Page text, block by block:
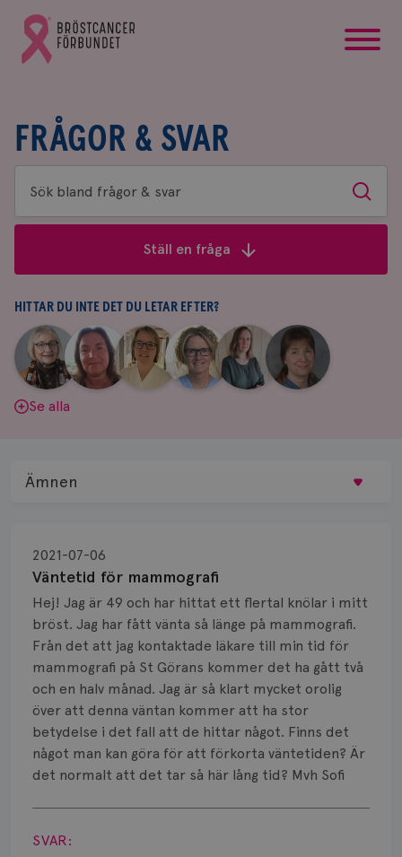
Gå
till
Bröstcancerförbundets
FRÅGOR & SVAR
Sök
bland
&
svar
Sök
Ställ en fråga
HITTAR DU INTE DET DU LETAR EFTER?
Aina
Johnsson
|
Anne
Andersson
Fredrika
Killander
|
Jeanette
Bäcklund
|
Maria
Edegran
|
Yvette
Andersson
Se alla
Väntetid för mammografi
2021-07-06
Hej! Jag är 49 och har hittat ett flertal knölar i mitt
bröst. Jag har fått vänta så länge på mammografi.
Från det att jag kontaktade läkare till min tid för
mammografi på St Görans kommer det ha gått två
och en halv månad. Jag är så klart mycket orolig
över att denna väntan kommer att ha stor
betydelse i det fall att de hittar något. Finns det
något man kan göra för att förkorta väntetiden? Är
det normalt att det tar så här lång tid? Mvh Sofi
Visa svar
SVAR:
Ämnen
Biopsi
Biverkningar
Bröstvårta
Knöl
Läkemedel
Typ av bröstcancer
Smärta
Prognos